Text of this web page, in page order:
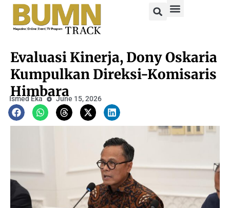
Evaluasi Kinerja, Dony Oskaria
Kumpulkan Direksi-Komisaris
Himbara
Ismed Eka June 15, 2026